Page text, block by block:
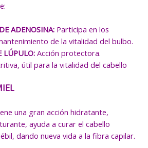
ADENOSINA: Participa en los
de la vitalidad del bulbo.
LÚPULO:Acción protectora.
útil para la vitalidad del cabello
una gran acción hidratante,
ayuda a curar el cabello
dando nueva vida a la fibra capilar.